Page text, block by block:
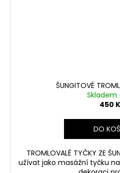
ŠUNGITOVÉ
Skladem
450
DO
TROMLOVALÉ TYČKY ZE
užívat jako masážní tyčku